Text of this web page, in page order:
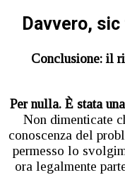
Davvero,
Conclusione: il
Per nulla. È stata
Non dimenticate
conoscenza del
permesso lo
ora legalmente